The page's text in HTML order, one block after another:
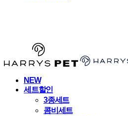
NEW
세트할인
3종세트
콤비세트